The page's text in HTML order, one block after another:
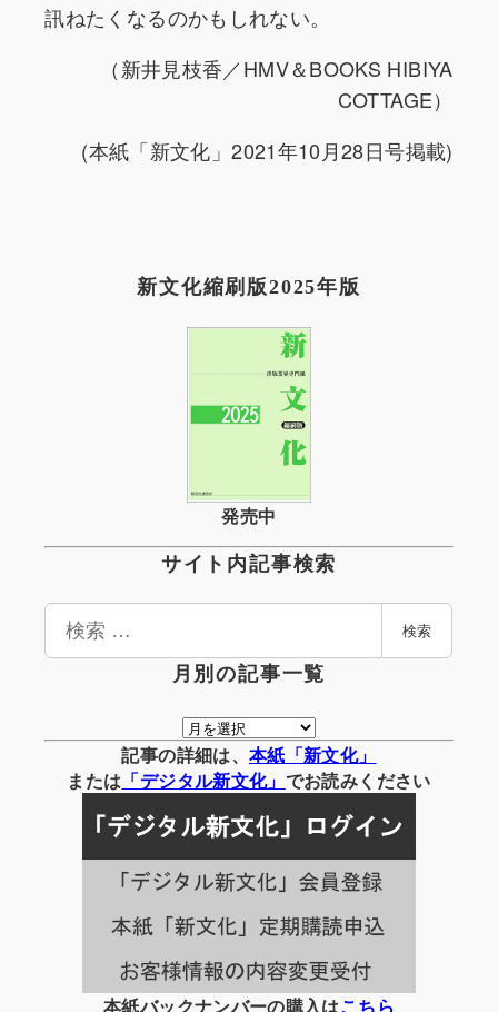
訊ねたくなるのかもしれない。
（新井見枝香／HMV＆BOOKS HIBIYA
COTTAGE）
(本紙「新文化」2021年10月28日号掲載)
新文化縮刷版2025年版
発売中
サイト内記事検索
検
検索
月別の記事一覧
月
別
の
事
一
覧
記事の詳細は、 本紙「新文化」
または 「デジタル新文化」 でお読みください
本紙バックナンバーの購入はこちら